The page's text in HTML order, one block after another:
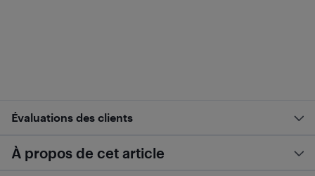
Évaluations des clients
À propos de cet article